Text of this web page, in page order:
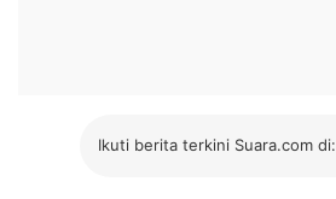
Ikuti berita terkini Suara.com di: